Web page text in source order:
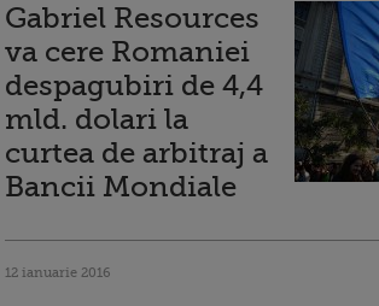
Gabriel Resources
va cere Romaniei
despagubiri de 4,4
mld. dolari la
curtea de arbitraj a
Bancii Mondiale
12 ianuarie 2016